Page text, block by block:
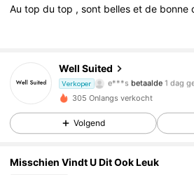
Autopdutop ,sont bellesetde bonne
Well Suited
Verkoper
5.00
e***s betaalde 1 dag
305 Onlangs verkocht
Volgend
Misschien Vindt U Dit Ook Leuk